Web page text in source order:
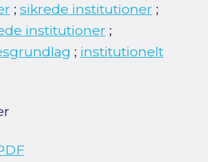
; sikrede institutioner ;
institutioner ;
; institutionelt